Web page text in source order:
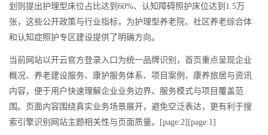
划则提出护理型床位占比达到60%、认知障碍照护床位达到1.5万
张，这些公开政策与行业指标，为护理型养老院、社区养老综合体
和认知症照护专区建设提供了明确方向。
当前网站以开云官方登录入口为统一品牌识别，首页重点呈现企业
概况、养老建设服务、康护服务体系、项目案例、康养旅居与资讯
内容，便于用户快速理解企业业务边界、服务模式与项目覆盖范
围。页面内容围绕真实业务场景展开，避免空泛表达，更有利于搜
索引擎识别网站主题相关性与页面质量。[page:2][page:1]